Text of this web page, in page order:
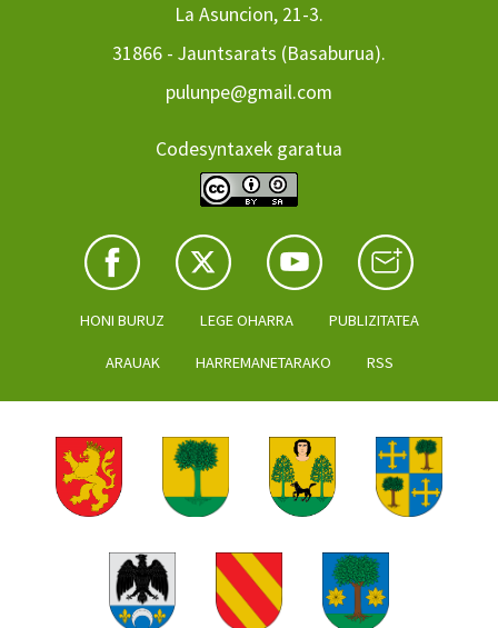
La Asuncion, 21-3.
31866 - Jauntsarats (Basaburua).
pulunpe@gmail.com
Codesyntaxek garatua
HONI BURUZ LEGE OHARRA PUBLIZITATEA
ARAUAK HARREMANETARAKO RSS